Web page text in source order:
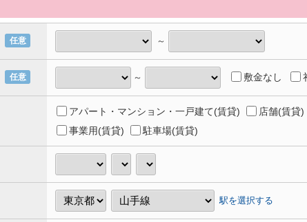
任意 ～
任意 ～ 敷金なし
アパート・マンション・一戸建て(賃貸) 店舗(賃貸)
事業用(賃貸)
駐車場(賃貸)
駅を選択する